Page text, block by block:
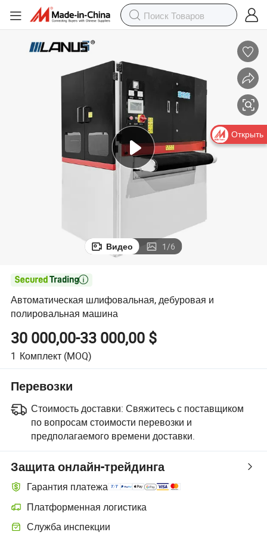
Видео 1/6

Автоматическая шлифовальная, дебуровая и
полировальная машина
30 000,00-33 000,00 $
1 Комплект (MOQ)
Перевозки
Стоимость доставки: Свяжитесь с поставщиком
по вопросам стоимости перевозки и
предполагаемого времени доставки.
Защита онлайн-трейдинга
Гарантия платежа
Платформенная логистика
Служба инспекции
Открыть